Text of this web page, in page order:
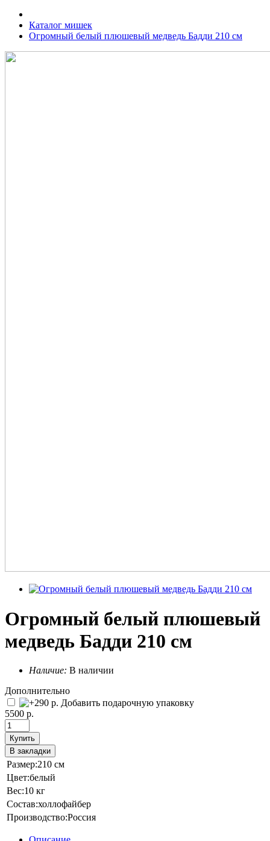
Каталог мишек
Огромный белый плюшевый медведь Бадди 210 см
Огромный белый плюшевый
медведь Бадди 210 см
Наличие: В наличии
Дополнительно
Добавить подарочную упаковку
5500 р.
Купить
В закладки
Размер:210 см
Цвет:белый
Вес:10 кг
Состав:холлофайбер
Производство:Россия